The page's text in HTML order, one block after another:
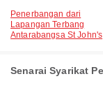
Penerbangan dari
Lapangan Terbang
Antarabangsa St John's
Senarai Syarikat